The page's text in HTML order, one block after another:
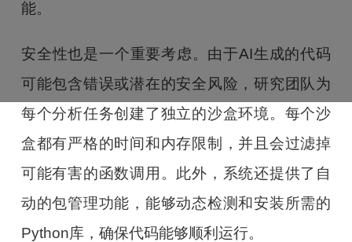
能。
安全性也是一个重要考虑。由于AI生成的代码
可能包含错误或潜在的安全风险，研究团队为
每个分析任务创建了独立的沙盒环境。每个沙
盒都有严格的时间和内存限制，并且会过滤掉
可能有害的函数调用。此外，系统还提供了自
动的包管理功能，能够动态检测和安装所需的
Python库，确保代码能够顺利运行。